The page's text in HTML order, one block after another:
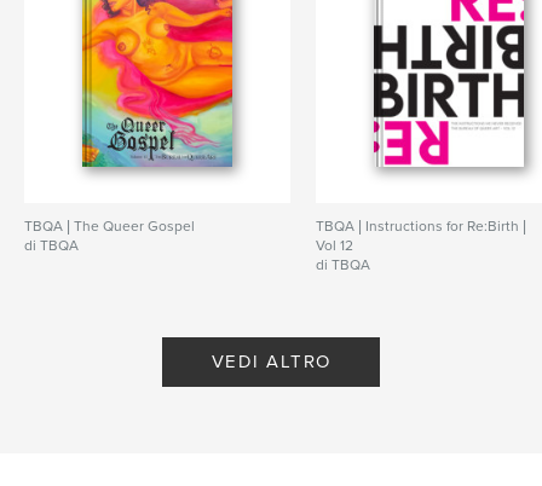
TBQA | The Queer Gospel
di TBQA
TBQA | Instructions for Re:Birth |
Vol 12
di TBQA
VEDI ALTRO